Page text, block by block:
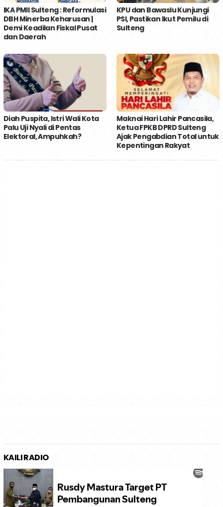
IKA PMII Sulteng : Reformulasi
DBH Minerba Keharusan |
Demi Keadilan Fiskal Pusat
dan Daerah
KPU dan Bawaslu Kunjungi
PSI, Pastikan Ikut Pemilu di
Sulteng
Diah Puspita, Istri Wali Kota
Palu Uji Nyali di Pentas
Elektoral, Ampuhkah?
Maknai Hari Lahir Pancasila,
Ketua FPKB DPRD Sulteng
Ajak Pengabdian Total untuk
Kepentingan Rakyat
KAILI RADIO